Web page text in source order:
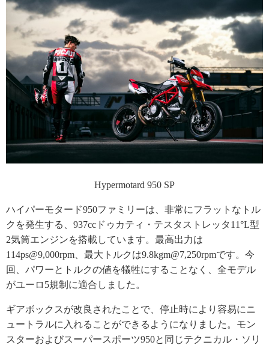
Hypermotard 950 SP
ハイパーモタード950ファミリーは、非常にフラットなトル
クを発生する、937ccドゥカティ・テスタストレッタ11°L型
2気筒エンジンを搭載しています。最高出力は
114ps@9,000rpm、最大トルクは9.8kgm@7,250rpmです。今
回、パワーとトルクの値を犠牲にすることなく、全モデル
がユーロ5規制に適合しました。
ギアボックスが改良されたことで、停止時により容易にニ
ュートラルに入れることができるようになりました。モン
スターおよびスーパースポーツ950と同じテクニカル・ソリ